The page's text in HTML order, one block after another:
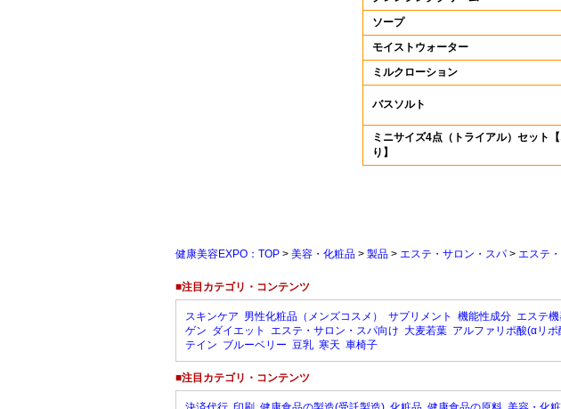
ソープ
モイストウォーター
ミルクローション
バスソルト
ミニサイズ4点（トライアル）セット
り】
健康美容EXPO：TOP > 美容・化粧品 > 製品 > エステ・サロン・スパ> エステ
■注目カテゴリ・コンテンツ
スキンケア 男性化粧品（メンズコスメ） サプリメント 機能性成分 エステ
ゲン ダイエット エステ・サロン・スパ向け 大麦若葉 アルファリポ酸(αリポ
テイン ブルーベリー 豆乳 寒天 車椅子
■注目カテゴリ・コンテンツ